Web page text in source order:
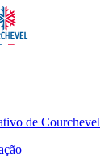
de Courchevel